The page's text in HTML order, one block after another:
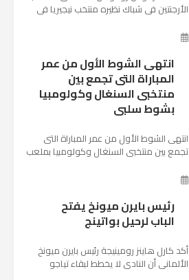
الأرجنتين فى شباك نظيره منتخب نيجيريا فى
"كريستوفسك...
انتهى الشوط الأول من عمر
المباراة التى تجمع بين
منتخبى السنغال وكولومبيا
بشوط سلبى
انتهى الشوط الأول من عمر المباراة التى
تجمع بين منتخبى السنغال وكولومبيا بملعب
الثالثة والأ...
رئيس بايرن ميونخ يفتح
الباب لرحيل بواتينج
أكد كارل هاينز رومينيجة رئيس بايرن ميونخ
الألمانى أن النادى لا يخطط لبقاء تياجو